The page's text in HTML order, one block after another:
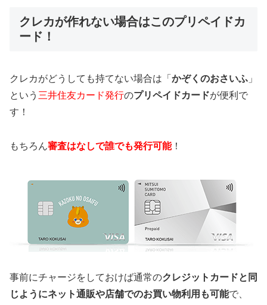
クレカが作れない場合はこのプリペイドカ
ード！
クレカがどうしても持てない場合は「 かぞくのおさいふ 」
という 三井住友カード発行のプリペイドカードが便利で
す！
もちろん審査はなしで誰でも発行可能！
事前にチャージをしておけば通常のクレジットカードと同
じようにネット通販や店舗でのお買い物利用も可能で、